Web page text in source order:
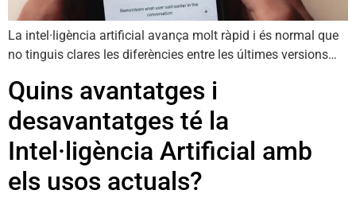
La intel·ligència artificial avança molt ràpid i és normal que
no tinguis clares les diferències entre les últimes versions…
Quins avantatges i
desavantatges té la
Intel·ligència Artificial amb
els usos actuals?